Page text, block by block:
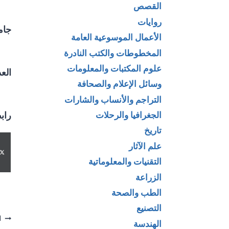
القصص
روايات
الأعمال الموسوعية العامة
المخطوطات والكتب النادرة
علوم المكتبات والمعلومات
وسائل الإعلام والصحافة
التراجم والأنساب والشارات
الجغرافيا والرحلات
تاريخ
علم الآثار
التقنيات والمعلوماتية
الزراعة
الطب والصحة
التصنيع
الهندسة